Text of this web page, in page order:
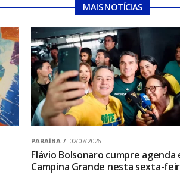
MAIS NOTÍCIAS
PARAÍBA 02/07/2026
Flávio Bolsonaro cumpre agenda
Campina Grande nesta sexta-